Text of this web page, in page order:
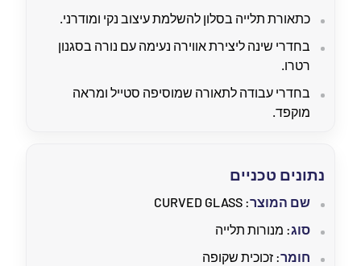
כתאורת תלייה בסלון להשלמת עיצוב נקי ומודרני.
בחדרי שינה ליצירת אווירה נעימה עם נורה בסגנון
רטרו.
בחדרי עבודה לתאורה שמוסיפה סטייל ומראה
מוקפד.
נתונים טכניים
שם המוצר: CURVED GLASS
סוג: מנורות תלייה
חומר: זכוכית שקופה